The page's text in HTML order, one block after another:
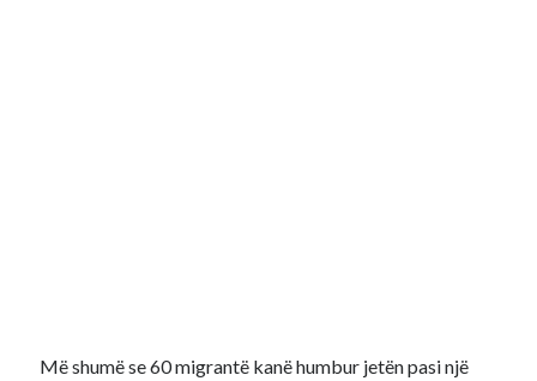
Më shumë se 60 migrantë kanë humbur jetën pasi një